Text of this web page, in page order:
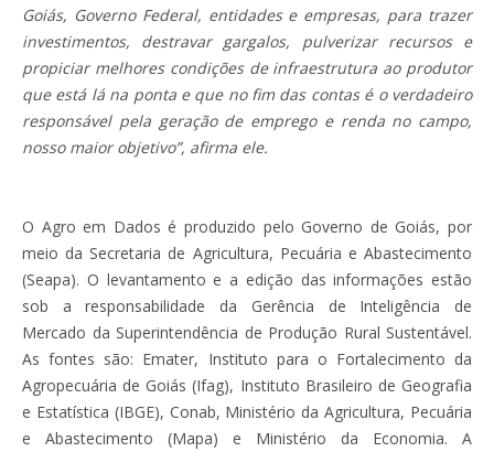
Goiás, Governo Federal, entidades e empresas, para trazer
investimentos, destravar gargalos, pulverizar recursos e
propiciar melhores condições de infraestrutura ao produtor
que está lá na ponta e que no fim das contas é o verdadeiro
responsável pela geração de emprego e renda no campo,
nosso maior objetivo”, afirma ele.
O Agro em Dados é produzido pelo Governo de Goiás, por
meio da Secretaria de Agricultura, Pecuária e Abastecimento
(Seapa). O levantamento e a edição das informações estão
sob a responsabilidade da Gerência de Inteligência de
Mercado da Superintendência de Produção Rural Sustentável.
As fontes são: Emater, Instituto para o Fortalecimento da
Agropecuária de Goiás (Ifag), Instituto Brasileiro de Geografia
e Estatística (IBGE), Conab, Ministério da Agricultura, Pecuária
e Abastecimento (Mapa) e Ministério da Economia. A